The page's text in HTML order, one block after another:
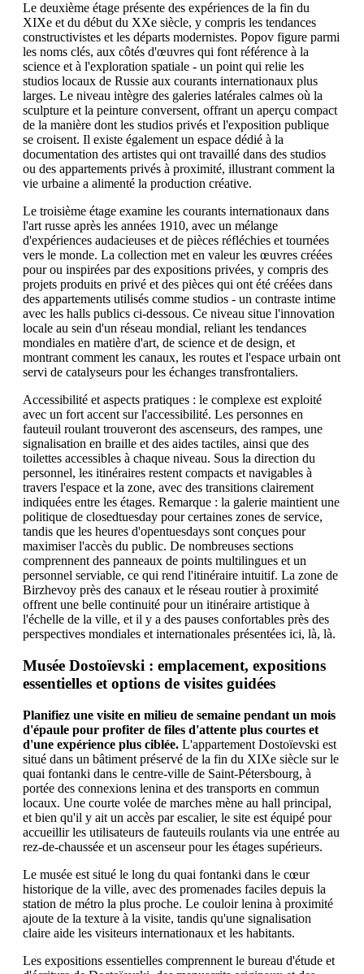
Le deuxième étage présente des expériences de la fin du
XIXe et du début du XXe siècle, y compris les tendances
constructivistes et les départs modernistes. Popov figure parmi
les noms clés, aux côtés d'œuvres qui font référence à la
science et à l'exploration spatiale - un point qui relie les
studios locaux de Russie aux courants internationaux plus
larges. Le niveau intègre des galeries latérales calmes où la
sculpture et la peinture conversent, offrant un aperçu compact
de la manière dont les studios privés et l'exposition publique
se croisent. Il existe également un espace dédié à la
documentation des artistes qui ont travaillé dans des studios
ou des appartements privés à proximité, illustrant comment la
vie urbaine a alimenté la production créative.
Le troisième étage examine les courants internationaux dans
l'art russe après les années 1910, avec un mélange
d'expériences audacieuses et de pièces réfléchies et tournées
vers le monde. La collection met en valeur les œuvres créées
pour ou inspirées par des expositions privées, y compris des
projets produits en privé et des pièces qui ont été créées dans
des appartements utilisés comme studios - un contraste intime
avec les halls publics ci-dessous. Ce niveau situe l'innovation
locale au sein d'un réseau mondial, reliant les tendances
mondiales en matière d'art, de science et de design, et
montrant comment les canaux, les routes et l'espace urbain ont
servi de catalyseurs pour les échanges transfrontaliers.
Accessibilité et aspects pratiques : le complexe est exploité
avec un fort accent sur l'accessibilité. Les personnes en
fauteuil roulant trouveront des ascenseurs, des rampes, une
signalisation en braille et des aides tactiles, ainsi que des
toilettes accessibles à chaque niveau. Sous la direction du
personnel, les itinéraires restent compacts et navigables à
travers l'espace et la zone, avec des transitions clairement
indiquées entre les étages. Remarque : la galerie maintient une
politique de closedtuesday pour certaines zones de service,
tandis que les heures d'opentuesdays sont conçues pour
maximiser l'accès du public. De nombreuses sections
comprennent des panneaux de points multilingues et un
personnel serviable, ce qui rend l'itinéraire intuitif. La zone de
Birzhevoy près des canaux et le réseau routier à proximité
offrent une belle continuité pour un itinéraire artistique à
l'échelle de la ville, et il y a des pauses confortables près des
perspectives mondiales et internationales présentées ici, là, là.
Musée Dostoïevski : emplacement, expositions
essentielles et options de visites guidées
Planifiez une visite en milieu de semaine pendant un mois
d'épaule pour profiter de files d'attente plus courtes et
d'une expérience plus ciblée. L'appartement Dostoïevski est
situé dans un bâtiment préservé de la fin du XIXe siècle sur le
quai fontanki dans le centre-ville de Saint-Pétersbourg, à
portée des connexions lenina et des transports en commun
locaux. Une courte volée de marches mène au hall principal,
et bien qu'il y ait un accès par escalier, le site est équipé pour
accueillir les utilisateurs de fauteuils roulants via une entrée au
rez-de-chaussée et un ascenseur pour les étages supérieurs.
Le musée est situé le long du quai fontanki dans le cœur
historique de la ville, avec des promenades faciles depuis la
station de métro la plus proche. Le couloir lenina à proximité
ajoute de la texture à la visite, tandis qu'une signalisation
claire aide les visiteurs internationaux et les habitants.
Les expositions essentielles comprennent le bureau d'étude et